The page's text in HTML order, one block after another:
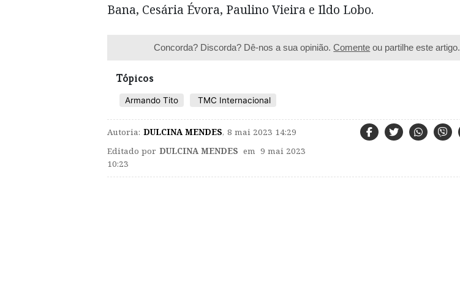
Bana, Cesária Évora, Paulino Vieira e Ildo Lobo.
Concorda? Discorda? Dê-nos a sua opinião.Comente ou partilhe este artigo.
Tópicos
Armando Tito TMC Internacional
Autoria: DULCINA MENDES, 8 mai 2023 14:29
Editado por DULCINA MENDES em 9 mai 2023
10:23